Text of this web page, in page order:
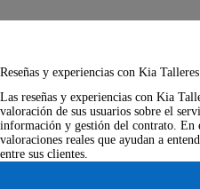
Reseñas y experiencias con Kia
Las reseñas y experiencias con Kia
valoración de sus usuarios sobre el
información y gestión del contrato. En
valoraciones reales que ayudan a
entre sus clientes.